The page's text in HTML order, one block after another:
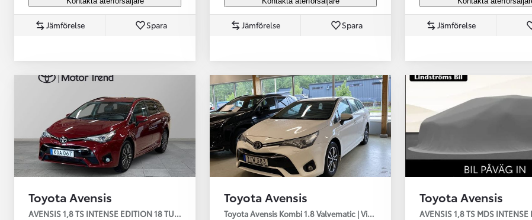
Jämförelse Spara Jämförelse Spara Jämförelse
Toyota Avensis
AVENSIS 1,8 TS INTENSE EDITION 18 TUM LM FÄLG
Toyota Avensis
Toyota Avensis Kombi 1.8 Valvematic | Vinterhjul | MoK | Dragkrok | Lasthållare
Toyota Avensis
AVENSIS 1,8 TS MDS